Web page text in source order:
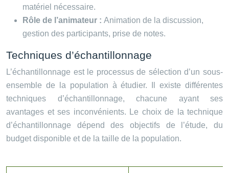
matériel nécessaire.
Rôle de l’animateur : Animation de la discussion,
gestion des participants, prise de notes.
Techniques d’échantillonnage
L’échantillonnage est le processus de sélection d’un sous-
ensemble de la population à étudier. Il existe différentes
techniques d’échantillonnage, chacune ayant ses
avantages et ses inconvénients. Le choix de la technique
d’échantillonnage dépend des objectifs de l’étude, du
budget disponible et de la taille de la population.